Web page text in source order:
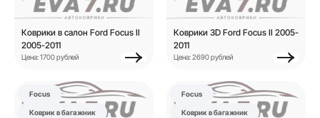
Коврики в салон Ford Focus II
2005-2011
Цена: 1700 рублей
Коврики 3D Ford Focus II 2005-
2011
Цена: 2690 рублей
Focus
Коврик в багажник
Focus
Коврик в багажник